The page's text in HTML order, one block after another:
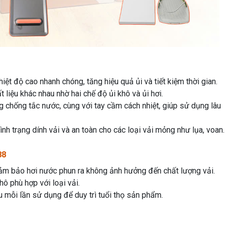
độ cao nhanh chóng, tăng hiệu quả ủi và tiết kiệm thời gian.
liệu khác nhau nhờ hai chế độ ủi khô và ủi hơi.
chống tắc nước, cùng với tay cầm cách nhiệt, giúp sử dụng lâu
trạng dính vải và an toàn cho các loại vải mỏng như lụa, voan.
bảo hơi nước phun ra không ảnh hưởng đến chất lượng vải.
phù hợp với loại vải.
lần sử dụng để duy trì tuổi thọ sản phẩm.